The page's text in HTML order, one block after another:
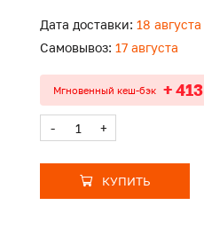
Дата доставки: 18 августа
Самовывоз: 17 августа
Мгновенный кеш-бэк + 413
- +
КУПИТЬ